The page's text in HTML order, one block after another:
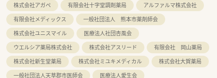
株式会社アガペ
有限会社十字堂調剤薬局
アルファルマ株式会社
有限会社メディックス
一般社団法人 熊本市薬剤師会
株式会社ユニスマイル
医療法人社団杏風会
ウエルシア薬局株式会社
株式会社アスリード
有限会社 岡山薬局
株式会社新生堂薬局
株式会社ミユキメディカル
株式会社大賀薬局
一般社団法人天草郡市医師会
医療法人愛生会